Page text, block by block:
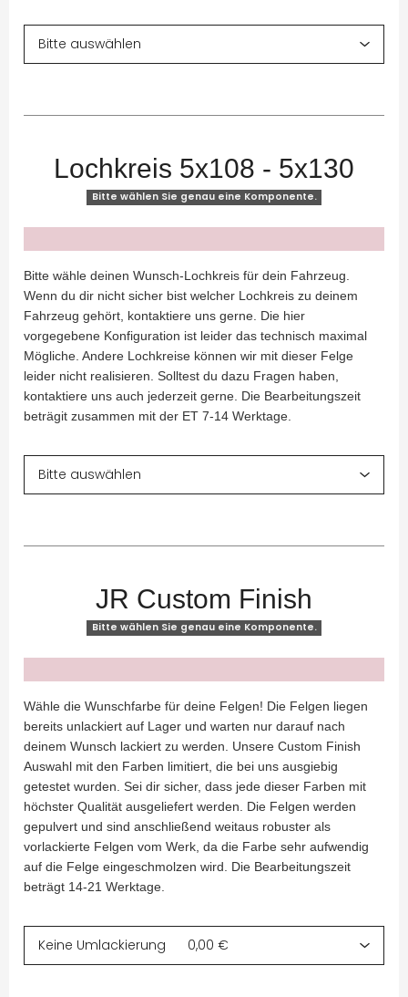
Lochkreis 5x108 - 5x130
Bitte wählen Sie genau eine Komponente.
x
Bitte wähle deinen Wunsch-Lochkreis für dein Fahrzeug.
Wenn du dir nicht sicher bist welcher Lochkreis zu deinem
Fahrzeug gehört, kontaktiere uns gerne. Die hier
vorgegebene Konfiguration ist leider das technisch maximal
Mögliche. Andere Lochkreise können wir mit dieser Felge
leider nicht realisieren. Solltest du dazu Fragen haben,
kontaktiere uns auch jederzeit gerne. Die Bearbeitungszeit
beträgit zusammen mit der ET 7-14 Werktage.
JR Custom Finish
Bitte wählen Sie genau eine Komponente.
x
Wähle die Wunschfarbe für deine Felgen! Die Felgen liegen
bereits unlackiert auf Lager und warten nur darauf nach
deinem Wunsch lackiert zu werden. Unsere Custom Finish
Auswahl mit den Farben limitiert, die bei uns ausgiebig
getestet wurden. Sei dir sicher, dass jede dieser Farben mit
höchster Qualität ausgeliefert werden. Die Felgen werden
gepulvert und sind anschließend weitaus robuster als
vorlackierte Felgen vom Werk, da die Farbe sehr aufwendig
auf die Felge eingeschmolzen wird. Die Bearbeitungszeit
beträgt 14-21 Werktage.